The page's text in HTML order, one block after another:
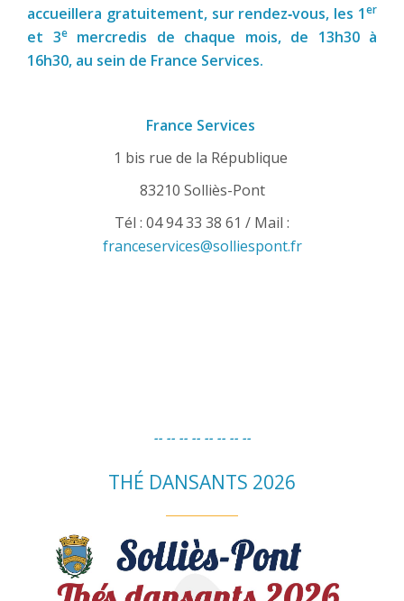
accueillera gratuitement, sur rendez‑vous, les 1er
et 3emercredis de chaque mois, de 13h30 à
16h30, au sein de France Services.
France Services
1 bis rue de la République
83210 Solliès-Pont
Tél : 04 94 33 38 61 / Mail :
franceservices@solliespont.fr
-- -- -- -- -- -- -- --
THÉ DANSANTS 2026